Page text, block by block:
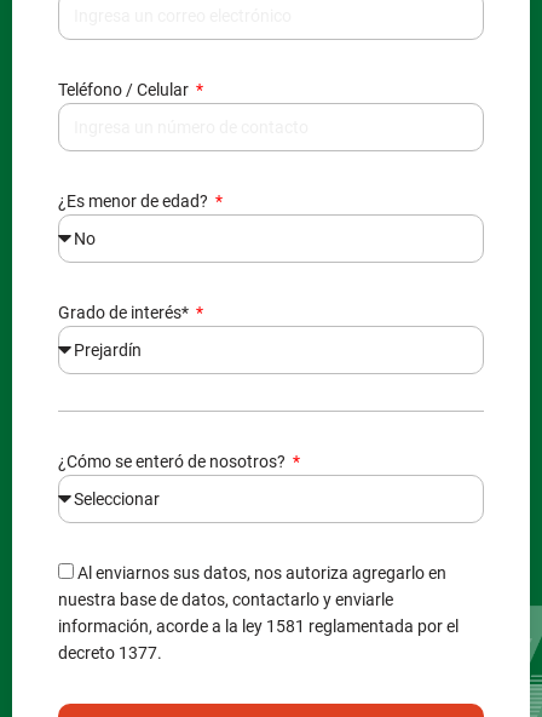
Teléfono / Celular
¿Es menor de edad?
Grado de interés*
¿Cómo se enteró de nosotros?
Al enviarnos sus datos, nos autoriza agregarlo en
nuestra base de datos, contactarlo y enviarle
información, acorde a la ley 1581 reglamentada por el
decreto 1377.